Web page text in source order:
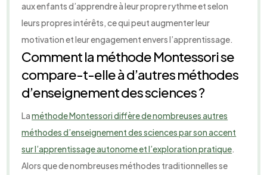
aux enfants d’apprendre à leur propre rythme et selon
leurs propres intérêts, ce qui peut augmenter leur
motivation et leur engagement envers l’apprentissage.
Comment la méthode Montessori se
compare-t-elle à d’autres méthodes
d’enseignement des sciences ?
Laméthode Montessori diffère de nombreuses autres
méthodes d’enseignement des sciences par son accent
sur l’apprentissage autonome et l’exploration pratique.
Alors que de nombreuses méthodes traditionnelles se